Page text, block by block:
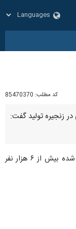
کد مطلب: 85470370
زنجیره تولید گفت:
" روز چهارشنبه در نشست اجرای طرح جذب و مدیریت منابع مالی اتباع خارجی مقیم البرز، افزود: از مجموع این تعداد اتباع خارجی ثبت نام شده بیش از ۶ هزار نفر